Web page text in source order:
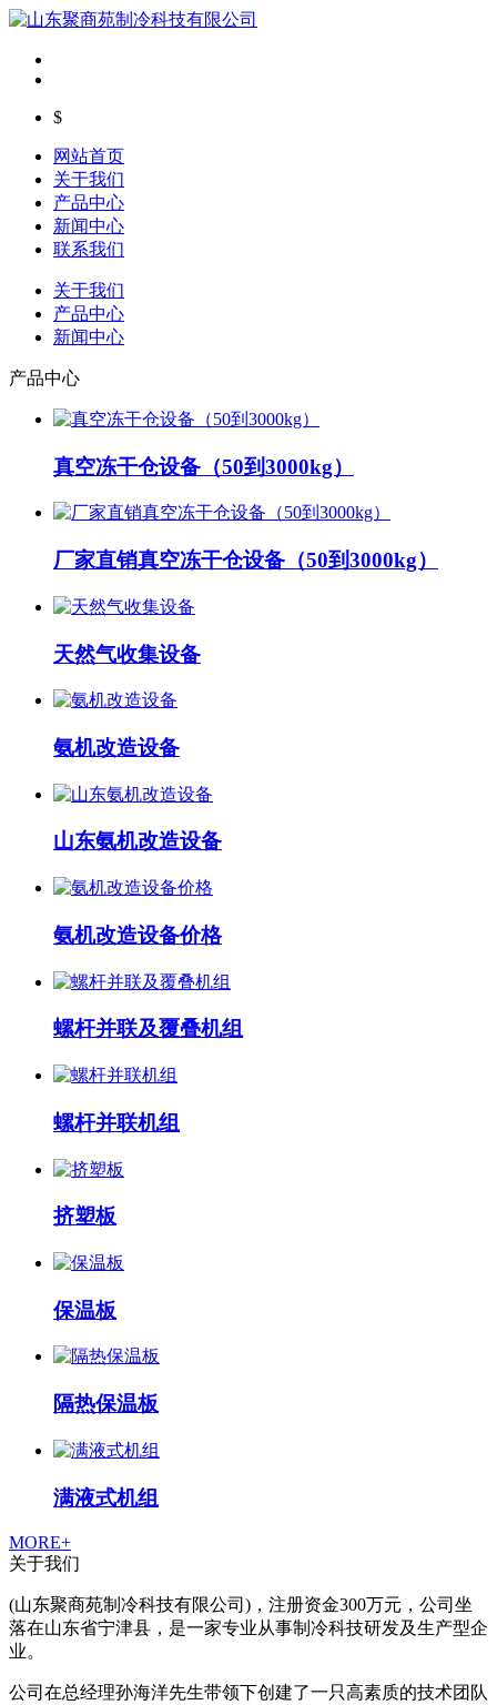
$
网站首页
关于我们
产品中心
新闻中心
联系我们
关于我们
产品中心
新闻中心
产品中心
真空冻干仓设备（50到3000kg）
厂家直销真空冻干仓设备（50到3000kg）
天然气收集设备
氨机改造设备
山东氨机改造设备
氨机改造设备价格
螺杆并联及覆叠机组
螺杆并联机组
挤塑板
保温板
隔热保温板
满液式机组
MORE+
关于我们
(山东聚商苑制冷科技有限公司)，注册资金300万元，公司坐
落在山东省宁津县，是一家专业从事制冷科技研发及生产型企
业。
公司在总经理孙海洋先生带领下创建了一只高素质的技术团队